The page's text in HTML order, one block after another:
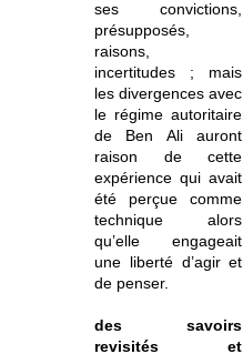
ses convictions,
présupposés,
raisons,
incertitudes ; mais
les divergences avec
le régime autoritaire
de Ben Ali auront
raison de cette
expérience qui avait
été perçue comme
technique alors
qu’elle engageait
une liberté d’agir et
de penser.
des savoirs
revisités et